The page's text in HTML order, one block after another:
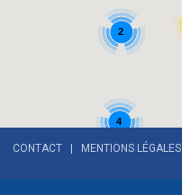
2
4
CONTACT | MENTIONS LÉGALES